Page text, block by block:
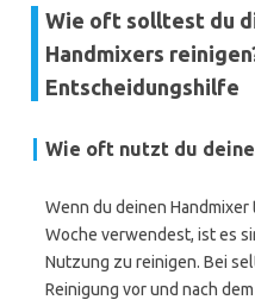
Wie oft solltest du
Handmixers
Entscheidungshilfe
Wie oft nutzt du
Wenn du deinen
Woche verwendest, ist es
Nutzung zu reinigen. Bei
Reinigung vor und nach